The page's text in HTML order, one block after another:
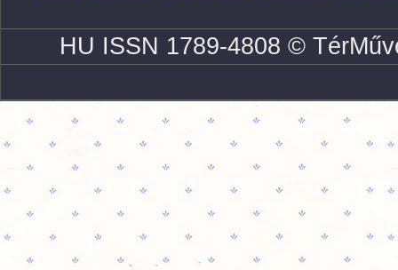
HU ISSN 1789-4808 ©